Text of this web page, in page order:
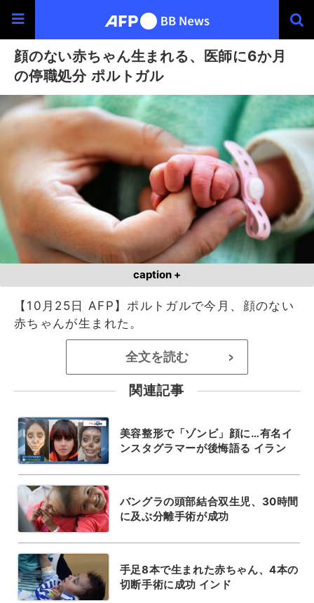
顔のない赤ちゃん生まれる、医師に6か月
の停職処分 ポルトガル
caption +
【10月25日 AFP】ポルトガルで今月、顔のない
赤ちゃんが生まれた。
全文を読む >
関連記事
美容整形で「ゾンビ」顔に…有名イ
ンスタグラマーが後悔語る イラン
バングラの頭部結合双生児、30時間
に及ぶ分離手術が成功
手足8本で生まれた赤ちゃん、4本の
切断手術に成功 インド